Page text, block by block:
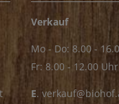
Verkauf
Mo - Do: 8.00 -
Fr: 8.00 - 12.00 Uhr
E.